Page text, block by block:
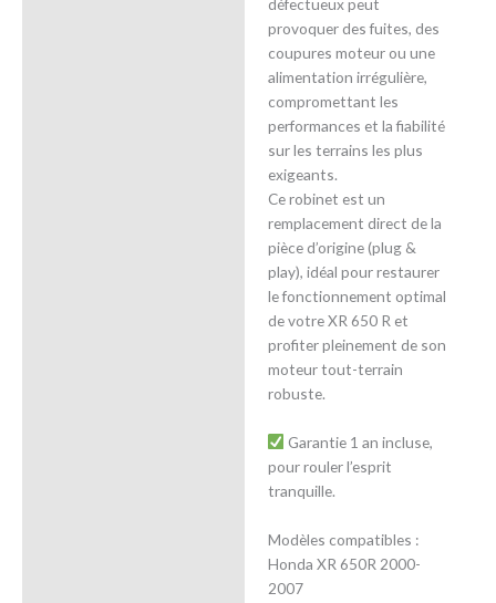
provoquer des fuites, des
coupures moteur ou une
alimentation irrégulière,
compromettant les
performances et la fiabilité
sur les terrains les plus
exigeants.
Ce robinet est un
remplacement direct de la
pièce d’origine (plug &
play), idéal pour restaurer
le fonctionnement optimal
de votre XR 650 R et
profiter pleinement de son
moteur tout-terrain
robuste.
Garantie 1 an incluse,
pour rouler l’esprit
tranquille.
Modèles compatibles :
Honda XR 650R 2000-
2007